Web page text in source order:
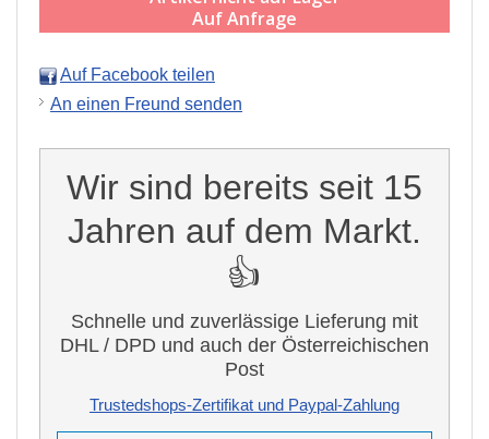
Auf Anfrage
Auf Facebook teilen
An einen Freund senden
Wir sind bereits seit 15
Jahren auf dem Markt.
👍
Schnelle und zuverlässige Lieferung mit
DHL / DPD und auch der Österreichischen
Post
Trustedshops-Zertifikat und Paypal-Zahlung